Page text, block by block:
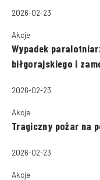
2026-02-23
Akcje
Wypadek
biłgorajskiego i
2026-02-23
Akcje
Tragiczny pożar na
2026-02-23
Akcje